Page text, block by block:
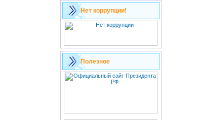
Нет коррупции!
Полезное